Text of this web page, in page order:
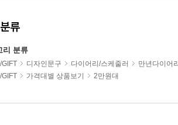
류
리 분류
GIFT 디자인문구 다이어리/스케줄러
만년다이어
GIFT
가격대별 상품보기 2만원대